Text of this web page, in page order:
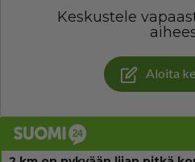
Keskustele
Aloita